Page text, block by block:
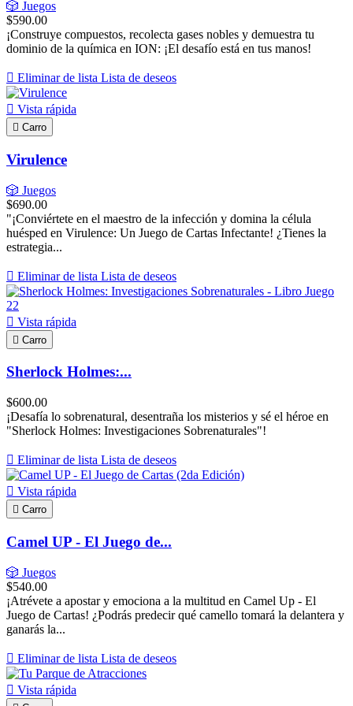
🎲 Juegos
$590.00
¡Construye compuestos, recolecta gases nobles y demuestra tu
dominio de la química en ION: ¡El desafío está en tus manos!
 Eliminar de lista Lista de deseos
 Vista rápida
 Carro
Virulence
🎲 Juegos
$690.00
"¡Conviértete en el maestro de la infección y domina la célula
huésped en Virulence: Un Juego de Cartas Infectante! ¿Tienes la
estrategia...
 Eliminar de lista Lista de deseos
 Vista rápida
 Carro
Sherlock Holmes:...
$600.00
¡Desafía lo sobrenatural, desentraña los misterios y sé el héroe en
"Sherlock Holmes: Investigaciones Sobrenaturales"!
 Eliminar de lista Lista de deseos
 Vista rápida
 Carro
Camel UP - El Juego de...
🎲 Juegos
$540.00
¡Atrévete a apostar y emociona a la multitud en Camel Up - El
Juego de Cartas! ¿Podrás predecir qué camello tomará la delantera y
ganarás la...
 Eliminar de lista Lista de deseos
 Vista rápida